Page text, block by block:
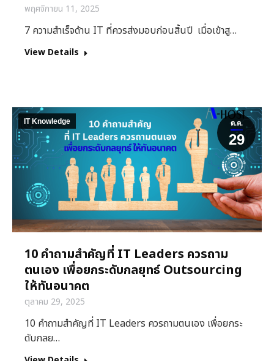
พฤศจิกายน 11, 2025
7 ความสำเร็จด้าน IT ที่ควรส่งมอบก่อนสิ้นปี เมื่อเข้าสู…
View Details
ต.ค.
29
IT Knowledge
10 คำถามสำคัญที่ IT Leaders ควรถาม
ตนเอง เพื่อยกระดับกลยุทธ์ Outsourcing
ให้ทันอนาคต
ตุลาคม 29, 2025
10 คำถามสำคัญที่ IT Leaders ควรถามตนเอง เพื่อยกระ
ดับกลย…